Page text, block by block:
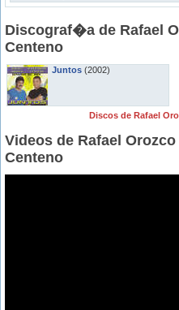
Discograf�a de Rafael
Centeno
Juntos (2002)
Discos de Rafael
Videos de Rafael
Centeno